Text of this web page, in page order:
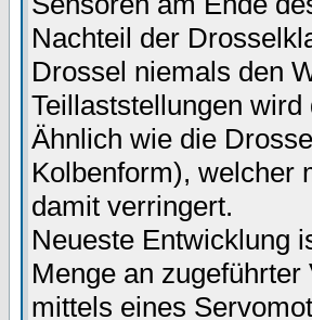
Nachteil der
Drossel niemals den
Teillaststellungen
Ähnlich wie die
Kolbenform), welcher
damit verringert.
Neueste Entwicklung
Menge an
mittels eines